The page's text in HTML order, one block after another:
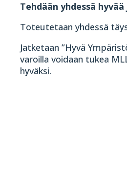
Tehdään yhdessä
Toteutetaan yhdessä
Jatketaan ”Hyvä
varoilla voidaan tukea
hyväksi.